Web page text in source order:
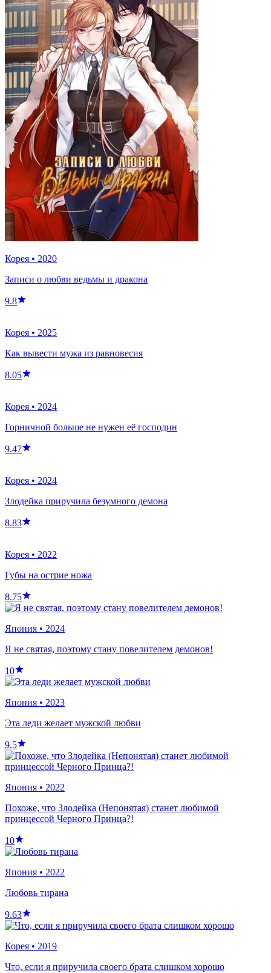
Корея • 2020
Записи о любви ведьмы и дракона
9.8
Корея • 2025
Как вывести мужа из равновесия
8.05
Корея • 2024
Горничной больше не нужен её господин
9.47
Корея • 2024
Злодейка приручила безумного демона
8.83
Корея • 2022
Губы на острие ножа
8.75
Япония • 2024
Я не святая, поэтому стану повелителем демонов!
10
Япония • 2023
Эта леди желает мужской любви
9.5
Япония • 2022
Похоже, что Злодейка (Непонятая) станет любимой
принцессой Черного Принца?!
10
Япония • 2022
Любовь тирана
9.63
Корея • 2019
Что, если я приручила своего брата слишком хорошо